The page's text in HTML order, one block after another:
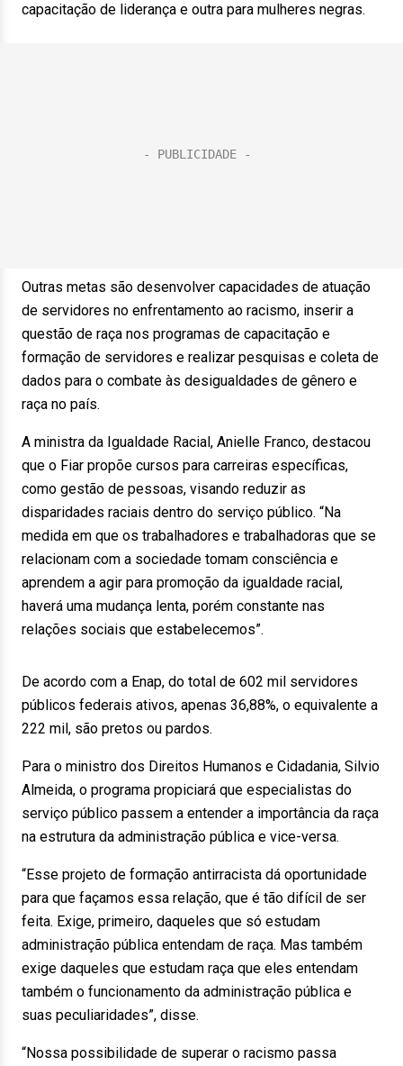
capacitação de liderança e outra para mulheres negras.
Outras metas são desenvolver capacidades de atuação
de servidores no enfrentamento ao racismo, inserir a
questão de raça nos programas de capacitação e
formação de servidores e realizar pesquisas e coleta de
dados para o combate às desigualdades de gênero e
raça no país.
A ministra da Igualdade Racial, Anielle Franco, destacou
que o Fiar propõe cursos para carreiras específicas,
como gestão de pessoas, visando reduzir as
disparidades raciais dentro do serviço público. “Na
medida em que os trabalhadores e trabalhadoras que se
relacionam com a sociedade tomam consciência e
aprendem a agir para promoção da igualdade racial,
haverá uma mudança lenta, porém constante nas
relações sociais que estabelecemos”.
De acordo com a Enap, do total de 602 mil servidores
públicos federais ativos, apenas 36,88%, o equivalente a
222 mil, são pretos ou pardos.
Para o ministro dos Direitos Humanos e Cidadania, Silvio
Almeida, o programa propiciará que especialistas do
serviço público passem a entender a importância da raça
na estrutura da administração pública e vice-versa.
“Esse projeto de formação antirracista dá oportunidade
para que façamos essa relação, que é tão difícil de ser
feita. Exige, primeiro, daqueles que só estudam
administração pública entendam de raça. Mas também
exige daqueles que estudam raça que eles entendam
também o funcionamento da administração pública e
suas peculiaridades”, disse.
“Nossa possibilidade de superar o racismo passa